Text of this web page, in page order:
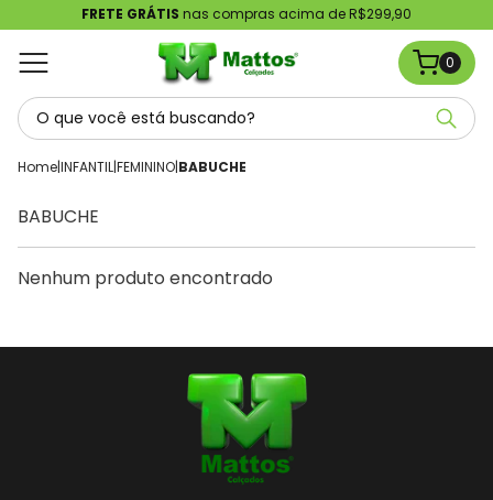
FRETE GRÁTIS nas compras acima de R$299,90
0
Home|INFANTIL|FEMININO|BABUCHE
BABUCHE
Nenhum produto encontrado